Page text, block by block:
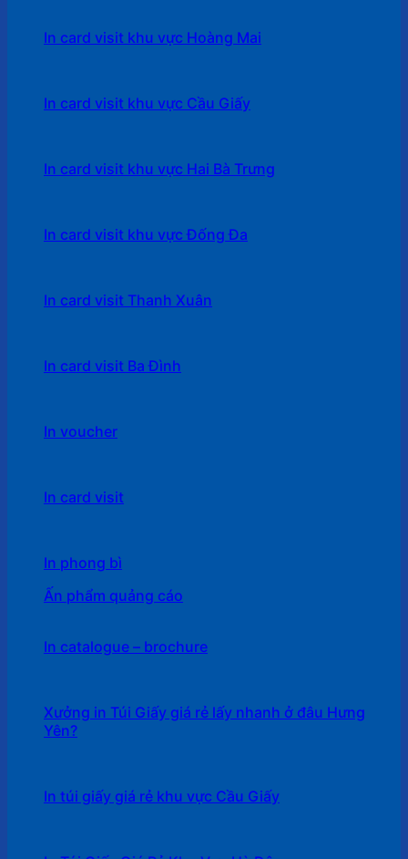
In card visit khu vực Hoàng Mai
In card visit khu vực Cầu Giấy
In card visit khu vực Hai Bà Trưng
In card visit khu vực Đống Đa
In card visit Thanh Xuân
In card visit Ba Đình
In voucher
In card visit
In phong bì
Ấn phẩm quảng cáo
In catalogue – brochure
Xưởng in Túi Giấy giá rẻ lấy nhanh ở đâu Hưng
Yên?
In túi giấy giá rẻ khu vực Cầu Giấy